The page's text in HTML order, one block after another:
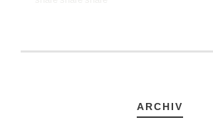
ARCHIV